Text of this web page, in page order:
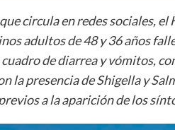
circula en redes sociales,
adultos de 48 y 36 años
de diarrea y vómitos,
la presencia de Shigella y
a la aparición de los